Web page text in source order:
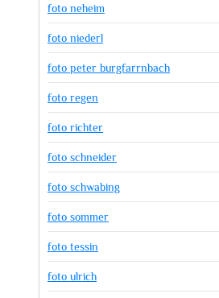
foto neheim
foto niederl
foto peter burgfarrnbach
foto regen
foto richter
foto schneider
foto schwabing
foto sommer
foto tessin
foto ulrich